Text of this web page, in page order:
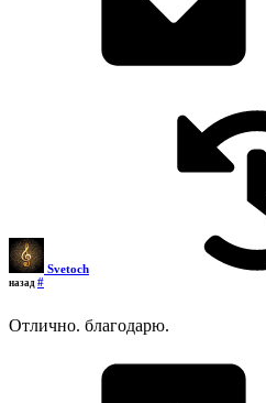
Svetoch
назад #
Отлично. благодарю.